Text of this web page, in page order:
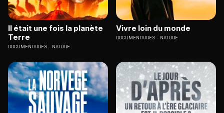
Il était une fois la planète
Terre
DOCUMENTAIRES NATURE
Vivre loin du monde
DOCUMENTAIRES NATURE